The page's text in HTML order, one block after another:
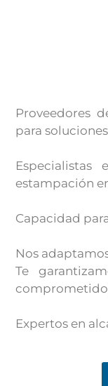
Proveedores
para
estampación
Capacidad
Nos
Te
comprometido
Expertos en